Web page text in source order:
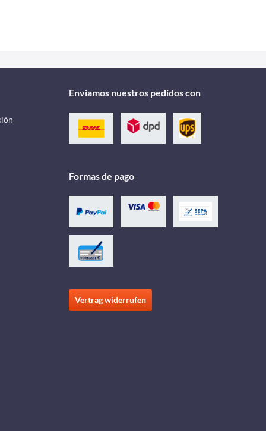
Enviamos nuestros pedidos con
Formas de pago
Vertrag widerrufen